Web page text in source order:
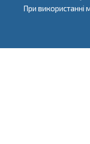
При використанні